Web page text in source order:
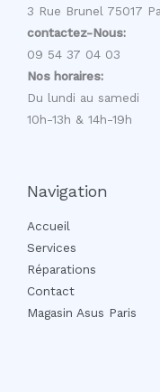
3 Rue Brunel 75017
contactez-Nous:
09 54 37 04 03
Nos horaires:
Du lundi au samedi
10h-13h & 14h-19h
Navigation
Accueil
Services
Réparations
Contact
Magasin Asus Paris